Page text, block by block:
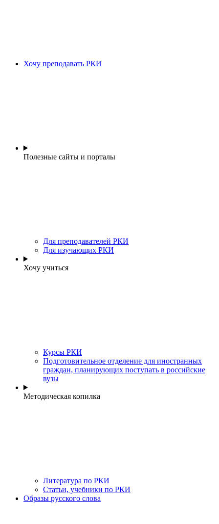
Хочу преподавать РКИ
Полезные сайты и порталы
Для преподавателей РКИ
Для изучающих РКИ
Хочу учиться
Курсы РКИ
Подготовительное отделение для иностранных
граждан, планирующих поступать в российские
вузы
Методическая копилка
Литература по РКИ
Статьи, учебники по РКИ
Образы русского слова